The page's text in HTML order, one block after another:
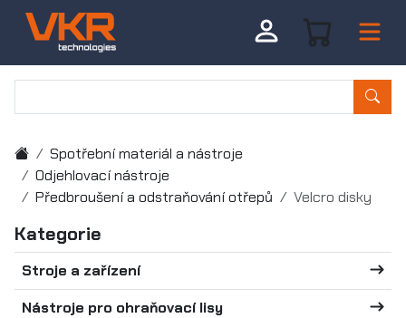
Spotřební materiál a nástroje
Odjehlovací nástroje
Předbroušení a odstraňování otřepů
Velcro disky
Kategorie
Stroje a zařízení
Nástroje pro ohraňovací lisy